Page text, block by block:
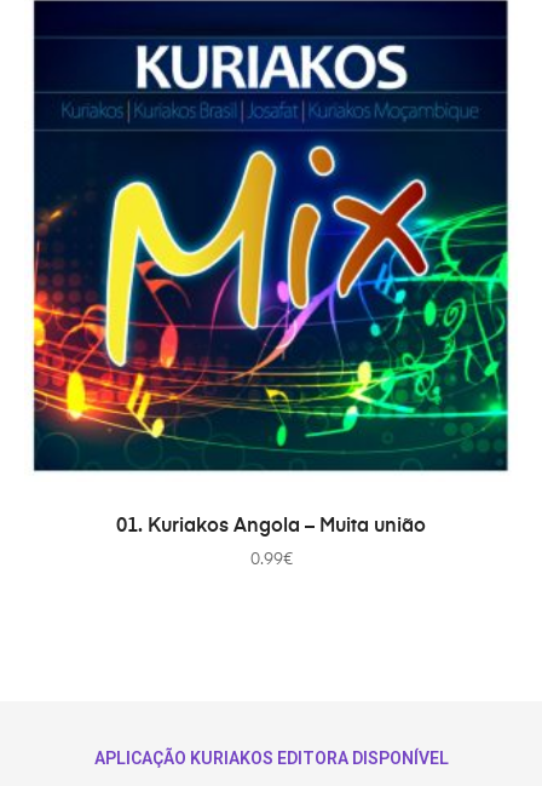
AÑADIR AL CARRITO
01. Kuriakos Angola – Muita união
0.99€
APLICAÇÃO KURIAKOS EDITORA DISPONÍVEL